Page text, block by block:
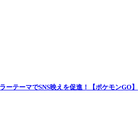
ーテーマでSNS映えを促進！【ポケモンGO】